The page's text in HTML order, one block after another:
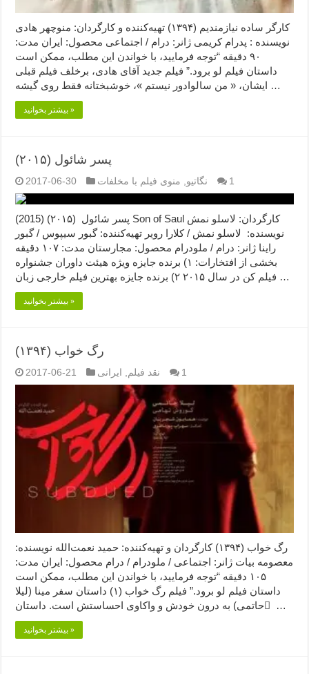
کارگر ساده نیازمندیم (۱۳۹۴) تهیه‌کننده و کارگردان: منوچهر هادی
نویسنده : پدرام کریمی ژانر: درام / اجتماعی محصول: ایران مدت:
۹۰ دقیقه “توجه فرمایید،‌ با خواندن این مطلب، ممکن است
داستان فیلم لو برود.” فیلم جدید آقای هادی، برخلف فیلم قبلی
ایشان، « من سالوادور نیستم »، خوشبختانه فقط روی گیشه …
بیشتر بخوانید »
پسر شائول (۲۰۱۵)
2017-06-30 نگاتیو, منوی فیلم با مخلفات 1
پسر شائول (۲۰۱۵) (2015) Son of Saul کارگردان: لاسلو نمش
نویسنده: لاسلو نمش / کلارا رویر تهیه‌کننده: گبور سیپوس / گبور
راینا ژانر: درام / ملودرام محصول: مجارستان مدت: ۱۰۷ دقیقه
بخشی از افتخارات: ۱) برنده جایزه ویژه هیئت داوران جشنواره
فیلم کن در سال ۲۰۱۵ ۲) برنده جایزه بهترین فیلم خارجی زبان …
بیشتر بخوانید »
رگ خواب (۱۳۹۴)
2017-06-21 نقد فیلم, ایرانی 1
رگ خواب (۱۳۹۴) کارگردان و تهیه‌کننده: حمید نعمت‌الله نویسنده:
معصومه بیات ژانر: اجتماعی / ملودرام / درام محصول: ایران مدت:
۱۰۵ دقیقه “توجه فرمایید،‌ با خواندن این مطلب، ممکن است
داستان فیلم لو برود.” فیلم رگ خواب (۱) داستان سفر مینا (لیلا
حاتمی) به درون خودش و واکاوی احساستش است. داستان ِ …
بیشتر بخوانید »